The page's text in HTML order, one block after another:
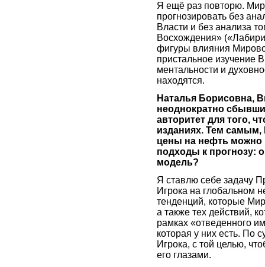
Я ещё раз повторю.
прогнозировать без
Власти и без анализа
Восхождения»
фигуры влияния
пристальное изучение
ментальности и
находятся.
Наталья Борисовна,
неоднократно
авторитет для того,
изданиях. Тем самым,
цены на нефть можно
подходы к прогнозу:
модель?
Я ставлю себе задачу
Игрока на глобальном
тенденций, которые
а также тех действий,
рамках «отведенного
которая у них есть. По
Игрока, с той целью,
его глазами.